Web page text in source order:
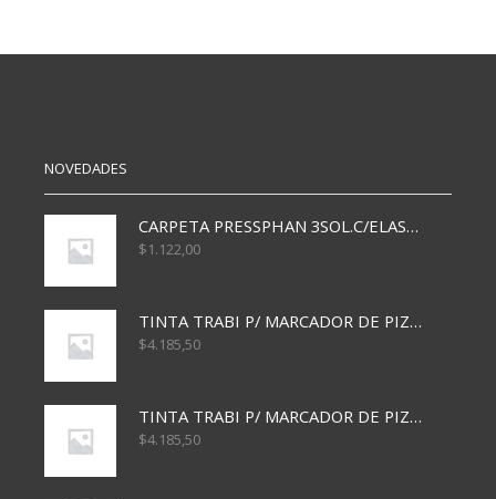
T.AZUL
cantidad
NOVEDADES
CARPETA PRESSPHAN 3SOL.C/ELAST MARRON A4 P01A
$1.122,00
TINTA TRABI P/ MARCADOR DE PIZARRA x30ml AZUL
$4.185,50
TINTA TRABI P/ MARCADOR DE PIZARRA x30ml ROJO
$4.185,50